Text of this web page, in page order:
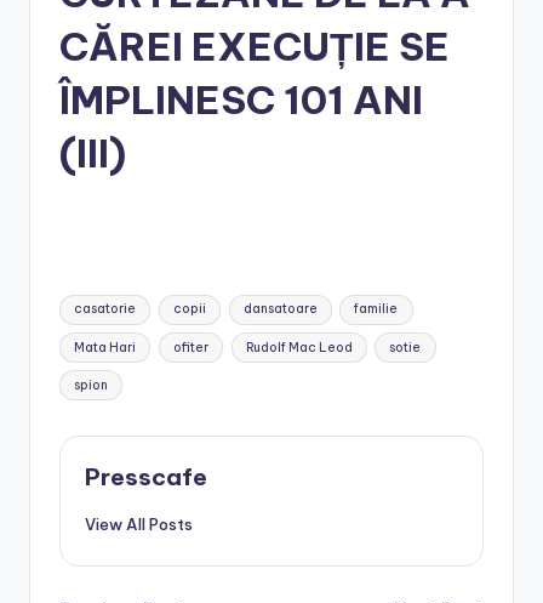
CĂREI EXECUȚIE SE
ÎMPLINESC 101 ANI
(III)
Tags:
casatorie copii dansatoare familie
Mata Hari ofiter Rudolf Mac Leod sotie
spion
Presscafe
View All Posts